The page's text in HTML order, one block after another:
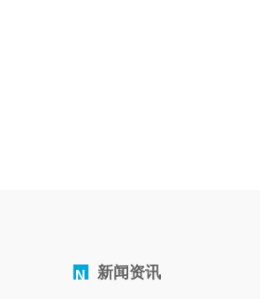
N 新闻资讯